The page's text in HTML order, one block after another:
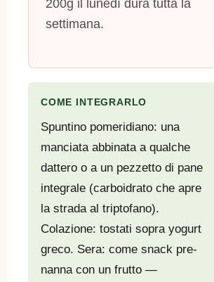
200g il lunedì dura tutta la
settimana.
COME INTEGRARLO
Spuntino pomeridiano: una
manciata abbinata a qualche
dattero o a un pezzetto di pane
integrale (carboidrato che apre
la strada al triptofano).
Colazione: tostati sopra yogurt
greco. Sera: come snack pre-
nanna con un frutto —